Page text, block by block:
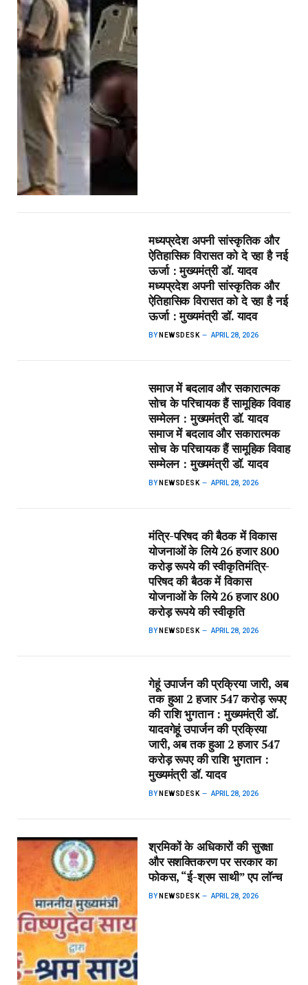
मध्यप्रदेश अपनी सांस्कृतिक और
ऐतिहासिक विरासत को दे रहा है नई
ऊर्जा : मुख्यमंत्री डॉ. यादव​
मध्यप्रदेश अपनी सांस्कृतिक और
ऐतिहासिक विरासत को दे रहा है नई
ऊर्जा : मुख्यमंत्री डॉ. यादव
BY NEWSDESK APRIL 28, 2026
समाज में बदलाव और सकारात्मक
सोच के परिचायक हैं सामूहिक विवाह
सम्मेलन : मुख्यमंत्री डॉ. यादव​
समाज में बदलाव और सकारात्मक
सोच के परिचायक हैं सामूहिक विवाह
सम्मेलन : मुख्यमंत्री डॉ. यादव
BY NEWSDESK APRIL 28, 2026
मंत्रि-परिषद की बैठक में विकास
योजनाओं के लिये 26 हजार 800
करोड़ रूपये की स्वीकृति​मंत्रि-
परिषद की बैठक में विकास
योजनाओं के लिये 26 हजार 800
करोड़ रूपये की स्वीकृति
BY NEWSDESK APRIL 28, 2026
गेहूं उपार्जन की प्रक्रिया जारी, अब
तक हुआ 2 हजार 547 करोड़ रूपए
की राशि भुगतान : मुख्यमंत्री डॉ.
यादव​गेहूं उपार्जन की प्रक्रिया
जारी, अब तक हुआ 2 हजार 547
करोड़ रूपए की राशि भुगतान :
मुख्यमंत्री डॉ. यादव
BY NEWSDESK APRIL 28, 2026
श्रमिकों के अधिकारों की सुरक्षा
और सशक्तिकरण पर सरकार का
फोकस, “ई-श्रम साथी” एप लॉन्च
BY NEWSDESK APRIL 28, 2026